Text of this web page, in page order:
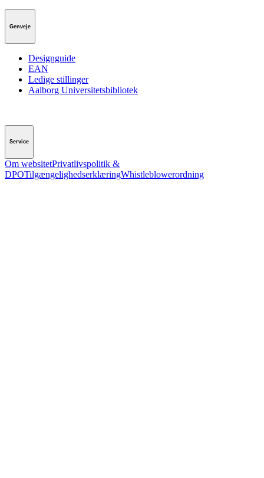
Genveje
Designguide
EAN
Ledige stillinger
Aalborg Universitetsbibliotek
Service
Om websitetPrivatlivspolitik &
DPOTilgængelighedserklæringWhistleblowerordning